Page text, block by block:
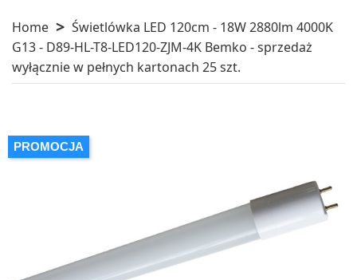
Home
Świetlówka LED 120cm - 18W 2880lm 4000K
G13 - D89-HL-T8-LED120-ZJM-4K Bemko - sprzedaż
wyłącznie w pełnych kartonach 25 szt.
PROMOCJA